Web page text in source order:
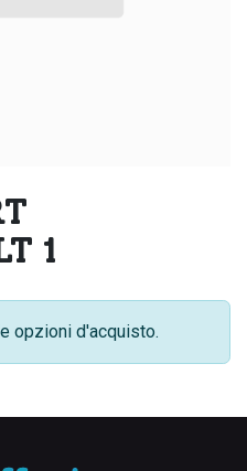
1
opzioni d'acquisto.